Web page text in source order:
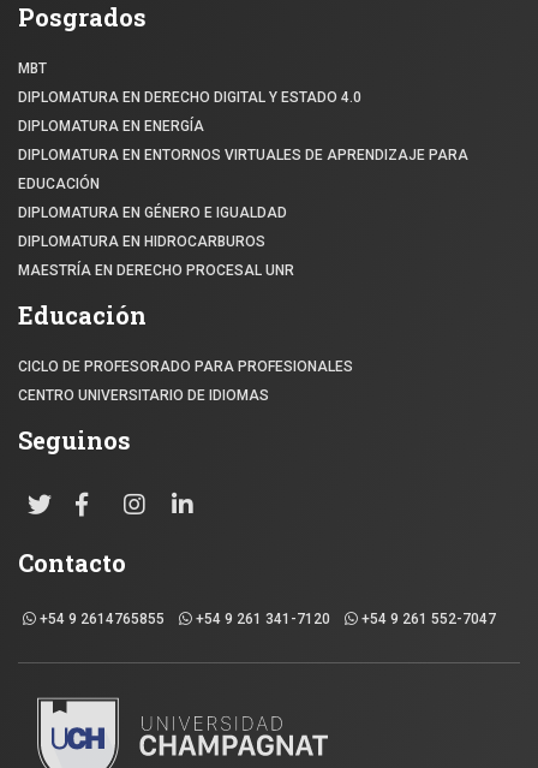
Posgrados
MBT
DIPLOMATURA EN DERECHO DIGITAL Y ESTADO 4.0
DIPLOMATURA EN ENERGÍA
DIPLOMATURA EN ENTORNOS VIRTUALES DE APRENDIZAJE PARA
EDUCACIÓN
DIPLOMATURA EN GÉNERO E IGUALDAD
DIPLOMATURA EN HIDROCARBUROS
MAESTRÍA EN DERECHO PROCESAL UNR
Educación
CICLO DE PROFESORADO PARA PROFESIONALES
CENTRO UNIVERSITARIO DE IDIOMAS
Seguinos
Contacto
+54 9 2614765855 +54 9 261 341-7120 +54 9 261 552-7047